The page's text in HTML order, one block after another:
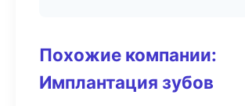
Похожие компании:
Имплантация зубов